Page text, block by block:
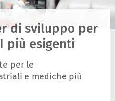
di sviluppo per
più esigenti
per le
e mediche più